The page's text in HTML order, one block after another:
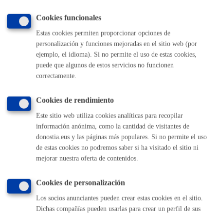
Cantidad a abonar
Tasas por la Ocupación del Dominio Público Municipal
**Anexo a regir desde el 1 de enero de 2026
Tasa: 3,79 €/m²/día o según la categoría de la calle (en
función del tipo de ocupación)
se le requerirá)
Plazo de resolución y sentido
del silencio
Plazo legal:3 meses Sentido del silencio:
En caso de que la solicitud y toda la documentación
necesaria sea presentada en los siguientes plazos, elsilencio
Cookies funcionales
Estas cookies permiten proporcionar opciones de
personalización y funciones mejoradas en el sitio web (por
ejemplo, el idioma). Si no permite el uso de estas cookies,
puede que algunos de estos servicios no funcionen
correctamente.
Cookies de rendimiento
Este sitio web utiliza cookies analíticas para recopilar
información anónima, como la cantidad de visitantes de
donostia.eus y las páginas más populares. Si no permite el uso
de estas cookies no podremos saber si ha visitado el sitio ni
mejorar nuestra oferta de contenidos.
Cookies de personalización
Los socios anunciantes pueden crear estas cookies en el sitio.
Dichas compañías pueden usarlas para crear un perfil de sus